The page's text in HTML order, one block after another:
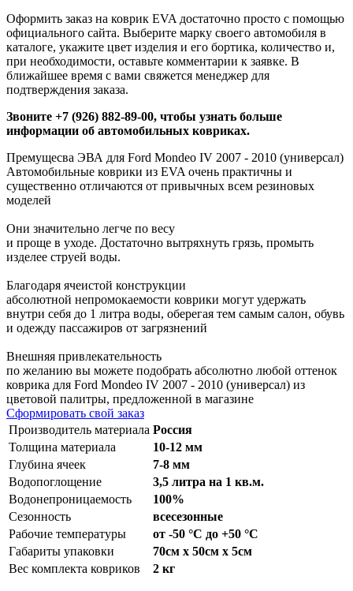
Оформить заказ на коврик EVA достаточно просто с помощью
официального сайта. Выберите марку своего автомобиля в
каталоге, укажите цвет изделия и его бортика, количество и,
при необходимости, оставьте комментарии к заявке. В
ближайшее время с вами свяжется менеджер для
подтверждения заказа.
Звоните +7 (926) 882-89-00, чтобы узнать больше
информации об автомобильных ковриках.
Премущесва ЭВА для Ford Mondeo IV 2007 - 2010 (универсал)
Автомобильные коврики из EVA очень практичны и
существенно отличаются от привычных всем резиновых
моделей
Они значительно легче по весу
и проще в уходе. Достаточно вытряхнуть грязь, промыть
изделее струей воды.
Благодаря ячеистой конструкции
абсолютной непромокаемости коврики могут удержать
внутри себя до 1 литра воды, оберегая тем самым салон, обувь
и одежду пассажиров от загрязнений
Внешняя привлекательность
по желанию вы можете подобрать абсолютно любой оттенок
коврика для Ford Mondeo IV 2007 - 2010 (универсал) из
цветовой палитры, предложенной в магазине
Сформировать свой заказ
Производитель материала Россия
Толщина материала
10-12 мм
Глубина ячеек
7-8 мм
Водопоглощение
3,5 литра на 1 кв.м.
Водонепроницаемость
100%
Сезонность
всесезонные
Рабочие температуры
от -50 °С до +50 °С
Габариты упаковки
70см x 50см x 5см
Вес комплекта ковриков
2 кг